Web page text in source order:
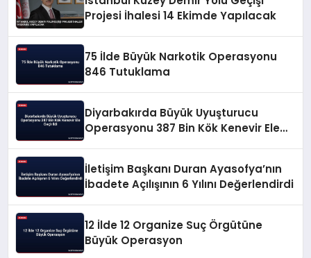
Projesi İhalesi 14 Ekimde Yapılacak
75 İlde Büyük Narkotik Operasyonu
846 Tutuklama
Diyarbakırda Büyük Uyuşturucu
Operasyonu 387 Bin Kök Kenevir Ele
İletişim Başkanı Duran Ayasofya’nın
İbadete Açılışının 6 Yılını Değerlendirdi
12 İlde 12 Organize Suç Örgütüne
Büyük Operasyon